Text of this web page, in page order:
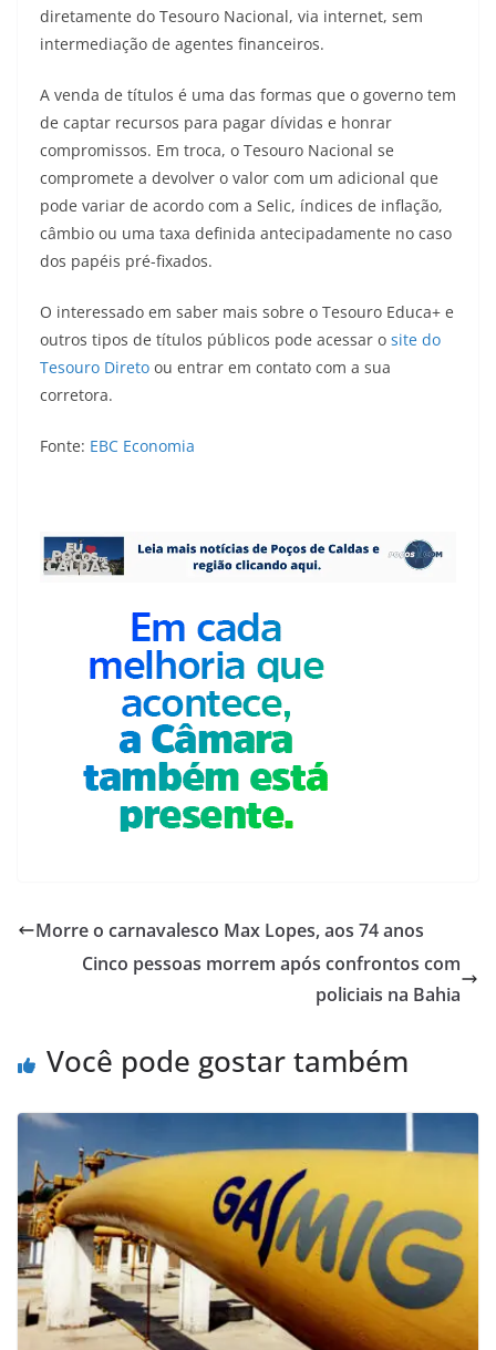
diretamente do Tesouro Nacional, via internet, sem
intermediação de agentes financeiros.
A venda de títulos é uma das formas que o governo tem
de captar recursos para pagar dívidas e honrar
compromissos. Em troca, o Tesouro Nacional se
compromete a devolver o valor com um adicional que
pode variar de acordo com a Selic, índices de inflação,
câmbio ou uma taxa definida antecipadamente no caso
dos papéis pré-fixados.
O interessado em saber mais sobre o Tesouro Educa+ e
outros tipos de títulos públicos pode acessar o site do
Tesouro Direto ou entrar em contato com a sua
corretora.
Fonte: EBC Economia
Morre o carnavalesco Max Lopes, aos 74 anos
Cinco pessoas morrem após confrontos com
policiais na Bahia
Você pode gostar também